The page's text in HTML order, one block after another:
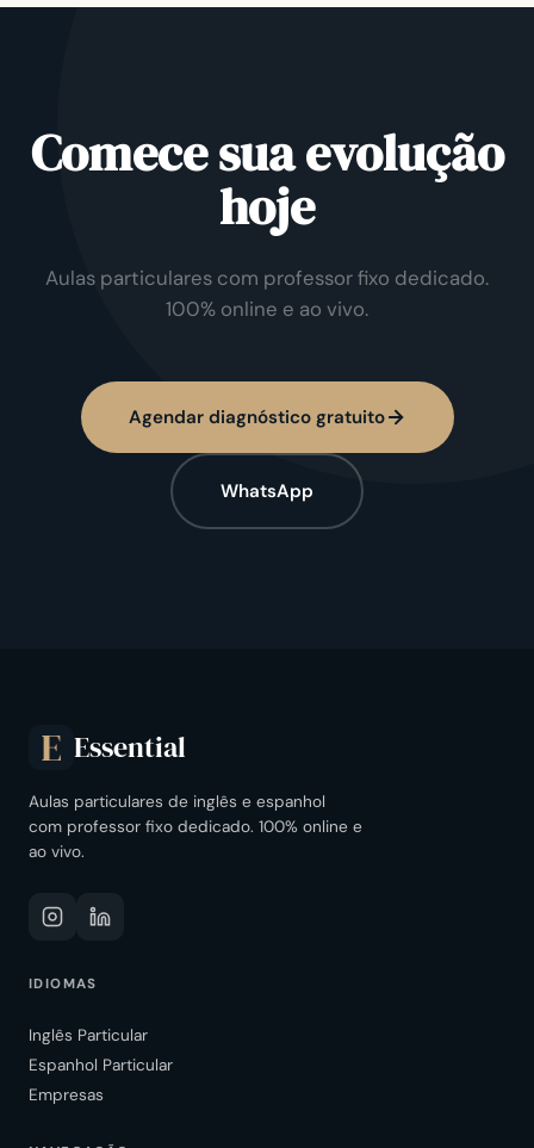
Comece sua evolução
hoje
Aulas particulares com professor fixo dedicado.
100% online e ao vivo.
Agendar diagnóstico gratuito
WhatsApp
E Essential
Aulas particulares de inglês e espanhol
com professor fixo dedicado. 100% online e
ao vivo.
IDIOMAS
Inglês Particular
Espanhol Particular
Empresas